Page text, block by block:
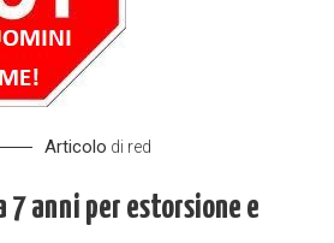
Articolo di red
7 anni per estorsione e